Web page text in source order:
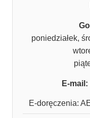
poniedziałek,
E-mail:
E-doręczenia: